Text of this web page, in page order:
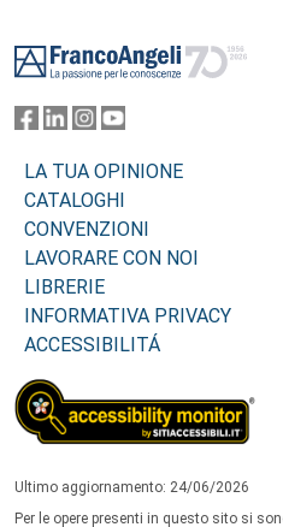
LA TUA OPINIONE
CATALOGHI
CONVENZIONI
LAVORARE CON NOI
LIBRERIE
INFORMATIVA PRIVACY
ACCESSIBILITÁ
Ultimo aggiornamento: 24/06/2026
Per le opere presenti in questo sito si